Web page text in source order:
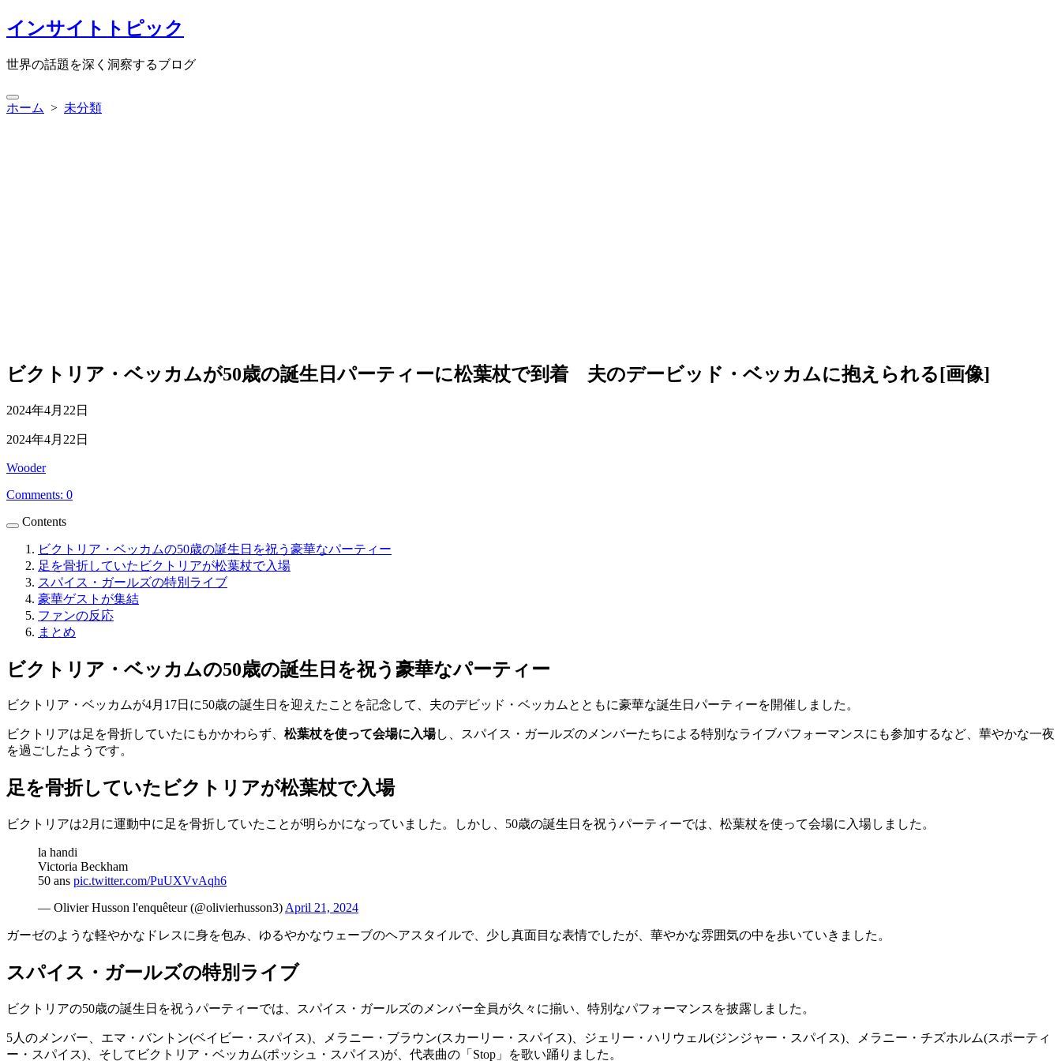
コ
ン
テ
ン
へ
インサイトトピック
世界の話題を深く洞察するブログ
検
索
ホーム > 未分類
ビクトリア・ベッカムが50歳の誕生日パーティーに松葉杖で到着 夫のデービッド・ベッカムに抱えられる[画像]
公
日
2024年4月22日
最
更
新
日
2024年4月22日
投
者
Wooder
Comments: 0
Contents
ビクトリア・ベッカムの50歳の誕生日を祝う豪華なパーティー
足を骨折していたビクトリアが松葉杖で入場
スパイス・ガールズの特別ライブ
豪華ゲストが集結
ファンの反応
まとめ
ビクトリア・ベッカムの50歳の誕生日を祝う豪華なパーティー
ビクトリア・ベッカムが4月17日に50歳の誕生日を迎えたことを記念して、夫のデビッド・ベッカムとともに豪華な誕生日パーティーを開催しました。
ビクトリアは足を骨折していたにもかかわらず、 松葉杖を使って会場に入場し、スパイス・ガールズのメンバーたちによる特別なライブパフォーマンスにも参加するなど、華やかな一夜
を過ごしたようです。
足を骨折していたビクトリアが松葉杖で入場
ビクトリアは2月に運動中に足を骨折していたことが明らかになっていました。しかし、50歳の誕生日を祝うパーティーでは、松葉杖を使って会場に入場しました。
la handi
Victoria Beckham
50 ans pic.twitter.com/PuUXVvAqh6
— Olivier Husson l'enquêteur (@olivierhusson3) April 21, 2024
ガーゼのような軽やかなドレスに身を包み、ゆるやかなウェーブのヘアスタイルで、少し真面目な表情でしたが、華やかな雰囲気の中を歩いていきました。
スパイス・ガールズの特別ライブ
ビクトリアの50歳の誕生日を祝うパーティーでは、スパイス・ガールズのメンバー全員が久々に揃い、特別なパフォーマンスを披露しました。
5人のメンバー、エマ・バントン(ベイビー・スパイス)、メラニー・ブラウン(スカーリー・スパイス)、ジェリー・ハリウェル(ジンジャー・スパイス)、メラニー・チズホルム(スポーティ
ー・スパイス)、そしてビクトリア・ベッカム(ポッシュ・スパイス)が、代表曲の「Stop」を歌い踊りました。